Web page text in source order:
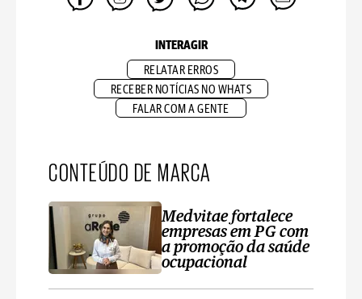
INTERAGIR
RELATAR ERROS
RECEBER NOTÍCIAS NO WHATS
FALAR COM A GENTE
CONTEÚDO DE MARCA
Medvitae fortalece
empresas em PG com
a promoção da saúde
ocupacional